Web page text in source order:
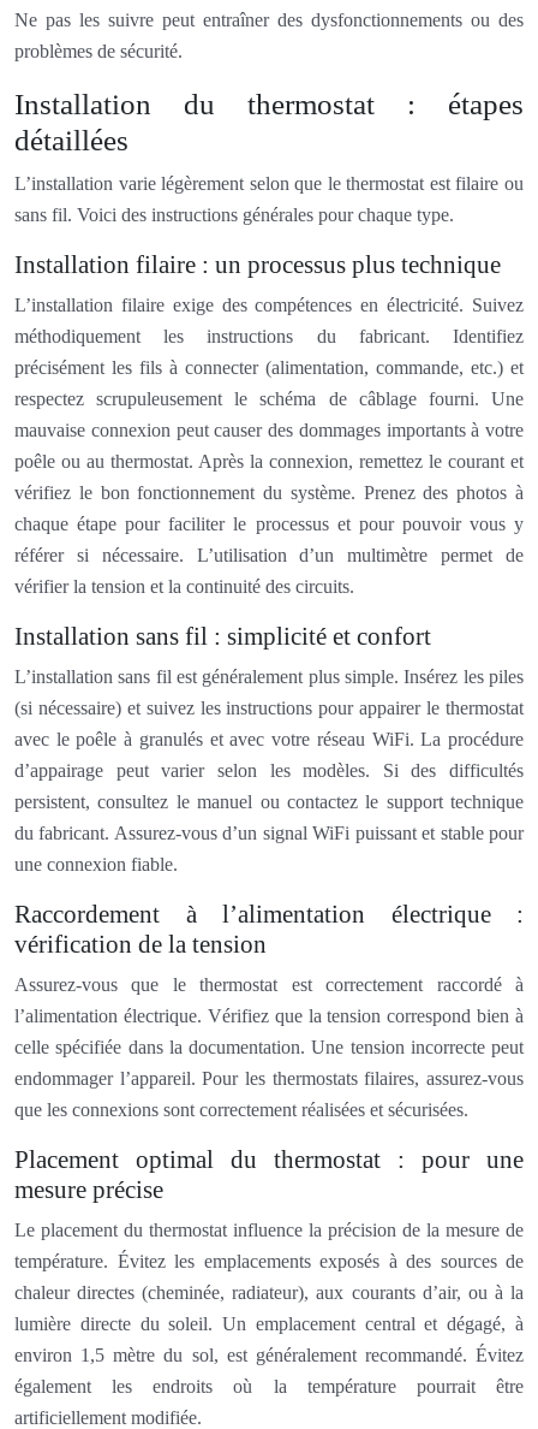
Ne pas les suivre peut entraîner des dysfonctionnements ou des
problèmes de sécurité.
Installation du thermostat : étapes
détaillées
L’installation varie légèrement selon que le thermostat est filaire ou
sans fil. Voici des instructions générales pour chaque type.
Installation filaire : un processus plus technique
L’installation filaire exige des compétences en électricité. Suivez
méthodiquement les instructions du fabricant. Identifiez
précisément les fils à connecter (alimentation, commande, etc.) et
respectez scrupuleusement le schéma de câblage fourni. Une
mauvaise connexion peut causer des dommages importants à votre
poêle ou au thermostat. Après la connexion, remettez le courant et
vérifiez le bon fonctionnement du système. Prenez des photos à
chaque étape pour faciliter le processus et pour pouvoir vous y
référer si nécessaire. L’utilisation d’un multimètre permet de
vérifier la tension et la continuité des circuits.
Installation sans fil : simplicité et confort
L’installation sans fil est généralement plus simple. Insérez les piles
(si nécessaire) et suivez les instructions pour appairer le thermostat
avec le poêle à granulés et avec votre réseau WiFi. La procédure
d’appairage peut varier selon les modèles. Si des difficultés
persistent, consultez le manuel ou contactez le support technique
du fabricant. Assurez-vous d’un signal WiFi puissant et stable pour
une connexion fiable.
Raccordement à l’alimentation électrique :
vérification de la tension
Assurez-vous que le thermostat est correctement raccordé à
l’alimentation électrique. Vérifiez que la tension correspond bien à
celle spécifiée dans la documentation. Une tension incorrecte peut
endommager l’appareil. Pour les thermostats filaires, assurez-vous
que les connexions sont correctement réalisées et sécurisées.
Placement optimal du thermostat : pour une
mesure précise
Le placement du thermostat influence la précision de la mesure de
température. Évitez les emplacements exposés à des sources de
chaleur directes (cheminée, radiateur), aux courants d’air, ou à la
lumière directe du soleil. Un emplacement central et dégagé, à
environ 1,5 mètre du sol, est généralement recommandé. Évitez
également les endroits où la température pourrait être
artificiellement modifiée.